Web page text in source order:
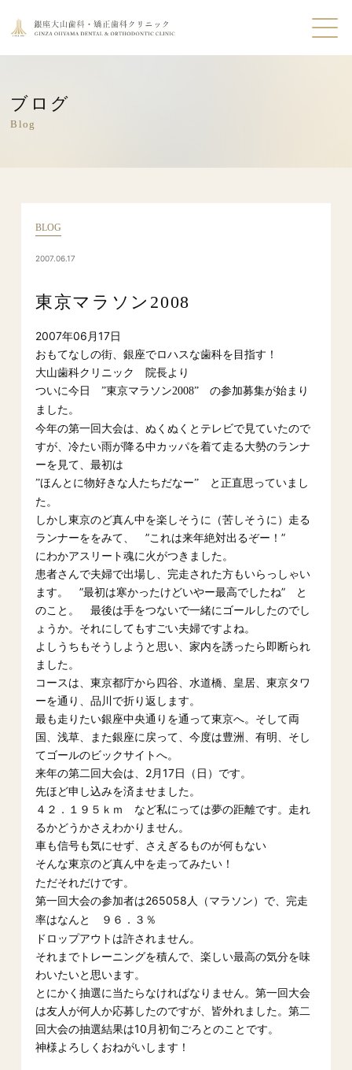
ブログ
Blog
BLOG
2007.06.17
東京マラソン2008
2007年06月17日
おもてなしの街、銀座でロハスな歯科を目指す！
大山歯科クリニック 院長より
ついに今日 ”東京マラソン2008” の参加募集が始まり
ました。
今年の第一回大会は、ぬくぬくとテレビで見ていたので
すが、冷たい雨が降る中カッパを着て走る大勢のランナ
ーを見て、最初は
”ほんとに物好きな人たちだなー”と正直思っていまし
た。
しかし東京のど真ん中を楽しそうに（苦しそうに）走る
ランナーををみて、 ”これは来年絶対出るぞー！”
にわかアスリート魂に火がつきました。
患者さんで夫婦で出場し、完走された方もいらっしゃい
ます。 ”最初は寒かったけどいやー最高でしたね” と
のこと。 最後は手をつないで一緒にゴールしたのでし
ょうか。それにしてもすごい夫婦ですよね。
よしうちもそうしようと思い、家内を誘ったら即断られ
ました。
コースは、東京都庁から四谷、水道橋、皇居、東京タワ
ーを通り、品川で折り返します。
最も走りたい銀座中央通りを通って東京へ。そして両
国、浅草、また銀座に戻って、今度は豊洲、有明、そし
てゴールのビックサイトへ。
来年の第二回大会は、2月17日（日）です。
先ほど申し込みを済ませました。
４２．１９５ｋｍ など私にっては夢の距離です。走れ
るかどうかさえわかりません。
車も信号も気にせず、さえぎるものが何もない
そんな東京のど真ん中を走ってみたい！
ただそれだけです。
第一回大会の参加者は265058人（マラソン）で、完走
率はなんと ９６．３％
ドロップアウトは許されません。
それまでトレーニングを積んで、楽しい最高の気分を味
わいたいと思います。
とにかく抽選に当たらなければなりません。第一回大会
は友人が何人か応募したのですが、皆外れました。第二
回大会の抽選結果は10月初旬ごろとのことです。
神様よろしくおねがいします！